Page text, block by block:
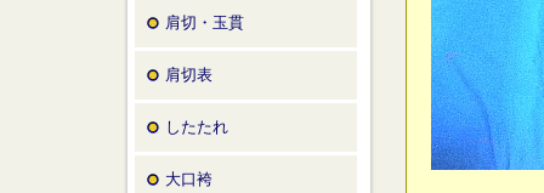
肩切・玉貫
肩切表
したたれ
大口袴